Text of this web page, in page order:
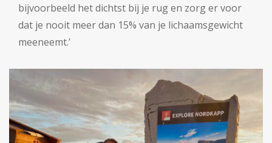
bijvoorbeeld het dichtst bij je rug en zorg er voor
dat je nooit meer dan 15% van je lichaamsgewicht
meeneemt.’